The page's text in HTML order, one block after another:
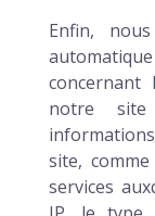
Enfin,
concernant
notre
site,
services